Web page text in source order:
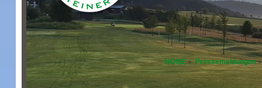
HOME » Pressemeldungen»